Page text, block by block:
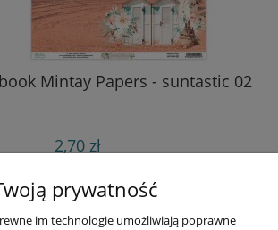
Mintay Papers - suntastic 02
2,70 zł
do koszyka
prywatność
im technologie umożliwiają poprawne